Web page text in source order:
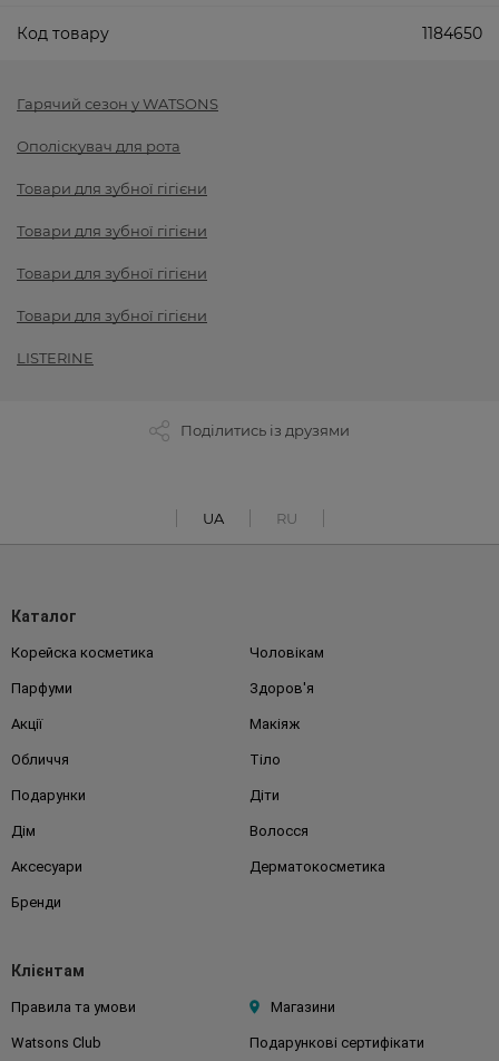
Код товару 1184650
Гарячий сезон у WATSONS
Ополіскувач для рота
Товари для зубної гігієни
Товари для зубної гігієни
Товари для зубної гігієни
Товари для зубної гігієни
LISTERINE
Поділитись із друзями
UA RU
Каталог
Корейска косметика Чоловікам
Парфуми Здоров'я
Акції Макіяж
Обличчя Тіло
Подарунки Діти
Дім Волосся
Аксесуари Дерматокосметика
Бренди
Клієнтам
Правила та умови Магазини
Watsons Club Подарункові сертифікати